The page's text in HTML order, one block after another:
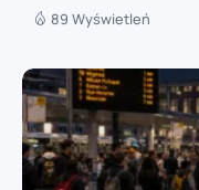
89 Wyświetleń